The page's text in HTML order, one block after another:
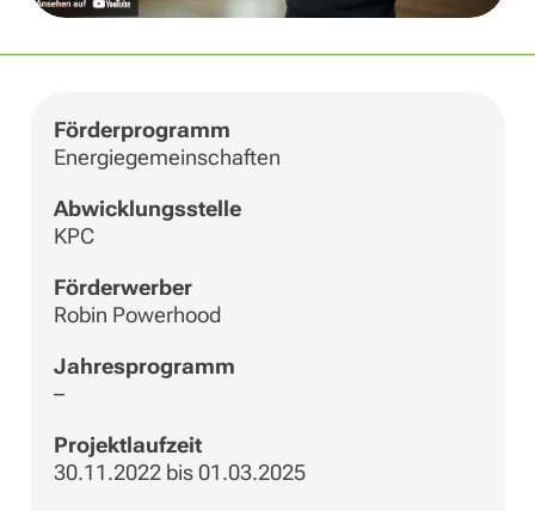
Förderprogramm
Energiegemeinschaften
Abwicklungsstelle
KPC
Förderwerber
Robin Powerhood
Jahresprogramm
–
Projektlaufzeit
30.11.2022 bis 01.03.2025